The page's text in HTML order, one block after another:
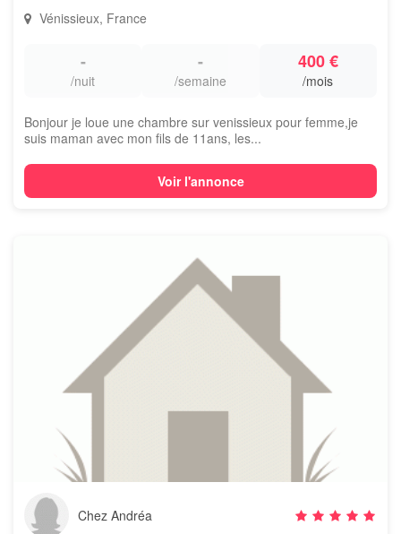
Vénissieux, France
-
/nuit
-
/semaine
400 €
/mois
Bonjour je loue une chambre sur venissieux pour femme,je
suis maman avec mon fils de 11ans, les...
Voir l'annonce
Chez Andréa